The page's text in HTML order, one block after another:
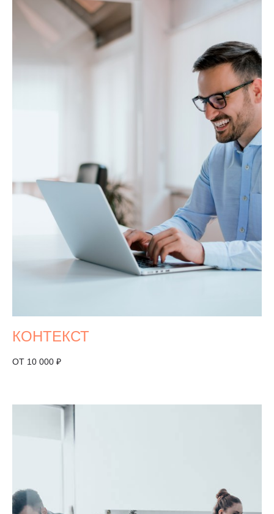
КОНТЕКСТ
ОТ 10 000 ₽